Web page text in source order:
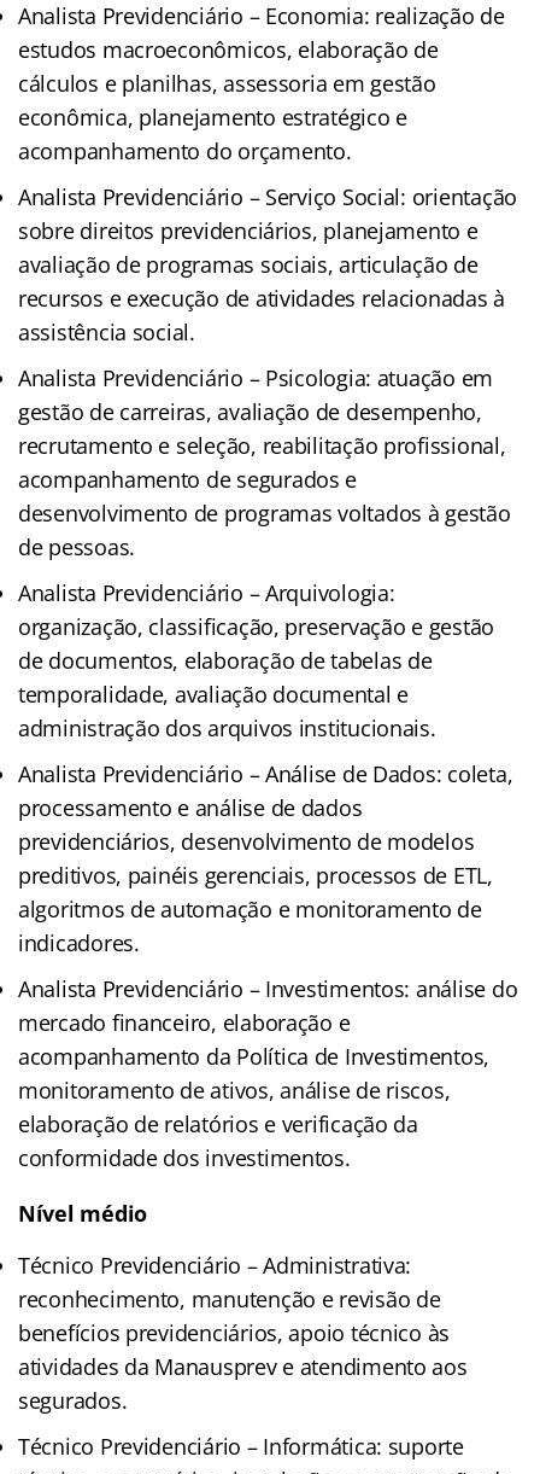
Analista Previdenciário – Economia: realização de
estudos macroeconômicos, elaboração de
cálculos e planilhas, assessoria em gestão
econômica, planejamento estratégico e
acompanhamento do orçamento.
Analista Previdenciário – Serviço Social: orientação
sobre direitos previdenciários, planejamento e
avaliação de programas sociais, articulação de
recursos e execução de atividades relacionadas à
assistência social.
Analista Previdenciário – Psicologia: atuação em
gestão de carreiras, avaliação de desempenho,
recrutamento e seleção, reabilitação profissional,
acompanhamento de segurados e
desenvolvimento de programas voltados à gestão
de pessoas.
Analista Previdenciário – Arquivologia:
organização, classificação, preservação e gestão
de documentos, elaboração de tabelas de
temporalidade, avaliação documental e
administração dos arquivos institucionais.
Analista Previdenciário – Análise de Dados: coleta,
processamento e análise de dados
previdenciários, desenvolvimento de modelos
preditivos, painéis gerenciais, processos de ETL,
algoritmos de automação e monitoramento de
indicadores.
Analista Previdenciário – Investimentos: análise do
mercado financeiro, elaboração e
acompanhamento da Política de Investimentos,
monitoramento de ativos, análise de riscos,
elaboração de relatórios e verificação da
conformidade dos investimentos.
Nível médio
Técnico Previdenciário – Administrativa:
reconhecimento, manutenção e revisão de
benefícios previdenciários, apoio técnico às
atividades da Manausprev e atendimento aos
segurados.
Técnico Previdenciário – Informática: suporte